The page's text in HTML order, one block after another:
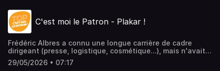
entreprise qui sait s'adapter, et qu'on découvre dans
notre podcast C'est moi le Patron, en partenariat avec le
Réseau Entreprendre Alsace.> Episode en vidéo ici
C'est moi le Patron - Plakar !
Frédéric Albres a connu une longue carrière de cadre
dirigeant (presse, logistique, cosmétique...), mais n'avait
jamais passé le pas de l'entrepreneuriat. Il cherchait ce
"petit truc en plus", et a eu un coup de foudre pour Plakar,
29/05/2026 • 07:17